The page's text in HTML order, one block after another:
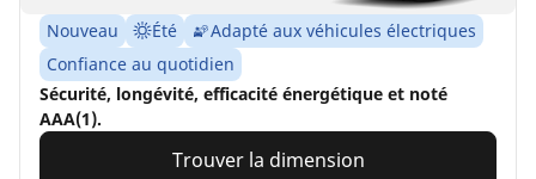
Nouveau Été
Adapté aux véhicules électriques
Confiance au quotidien
Sécurité, longévité, efficacité énergétique et noté
AAA(1).
Trouver la dimension